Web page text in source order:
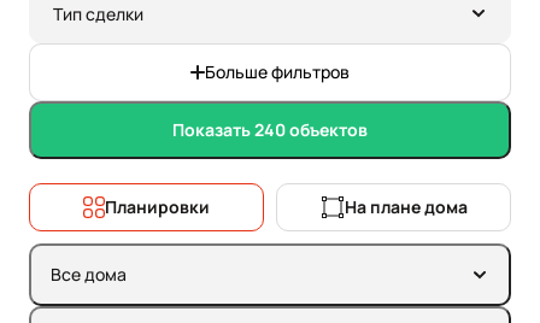
Тип сделки
Больше фильтров
Показать 240 объектов
Планировки На плане дома
Все дома